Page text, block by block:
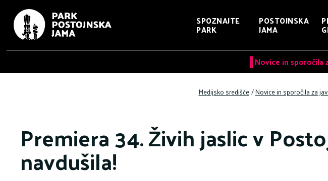
SPOZNAJTE
PARK
POSTOJNSKA
JAMA
Novice in sporočila
Medijsko središče/Novice in sporočila za
Premiera 34. Živih jaslic v
navdušila!